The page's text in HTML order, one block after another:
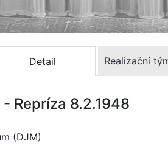
Detail Realizační
- Repríza 8.2.1948
(DJM)